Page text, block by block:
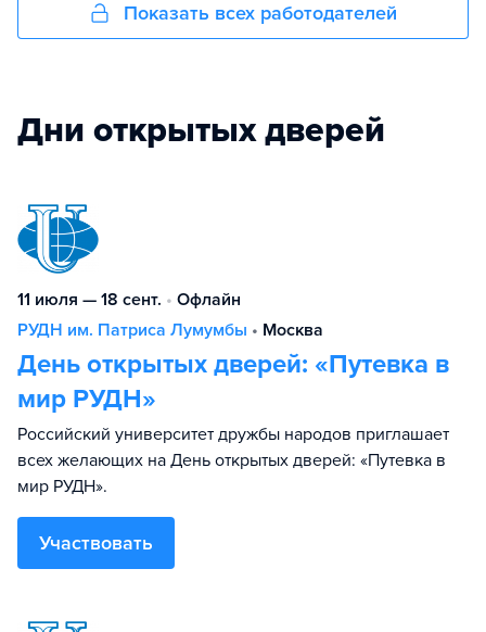
Показать всех работодателей
Дни открытых дверей
11 июля — 18 сент. • Офлайн
РУДН им. Патриса Лумумбы • Москва
День открытых дверей: «Путевка в
мир РУДН»
Российский университет дружбы народов приглашает
всех желающих на День открытых дверей: «Путевка в
мир РУДН».
Участвовать